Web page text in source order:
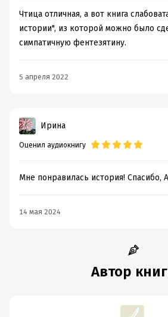
Чтица отличная, а вот книга
истории", из которой можно было
симпатичную фентезятину.
5 апреля 2022
Ирина
Оценил аудиокнигу
Мне понравилась история! Спасибо,
14 мая 2024
Автор